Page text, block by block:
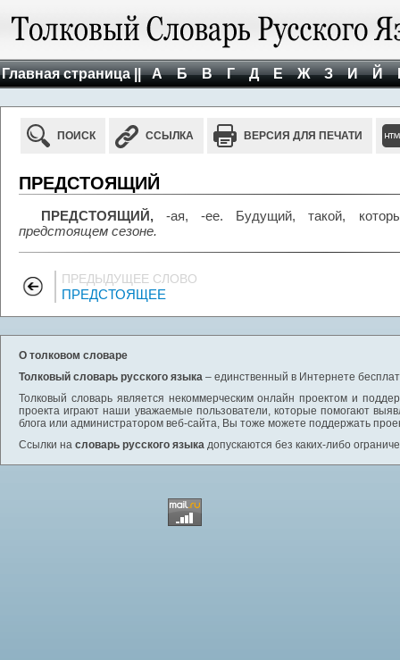
Главная страница || А Б В Г Д Е Ж З И Й
ПОИСК ССЫЛКА ВЕРСИЯ ДЛЯ ПЕЧАТИ
ПРЕДСТОЯЩИЙ
ПРЕДСТОЯЩИЙ, -ая, -ее. Будущий, такой,
предстоящем сезоне.
ПРЕДЫДУЩЕЕ СЛОВО
ПРЕДСТОЯЩЕЕ
О толковом словаре
Толковый словарь русского языка – единственный в Интернете
Толковый словарь является некоммерческим онлайн проектом и
проекта играют наши уважаемые пользователи, которые помогают
блога или администратором веб-сайта, Вы тоже можете поддержать
Ссылки на словарь русского языка допускаются без каких-либо